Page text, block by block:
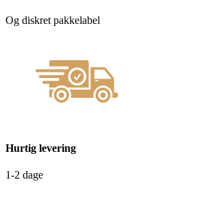
Og diskret pakkelabel
Hurtig levering
1-2 dage